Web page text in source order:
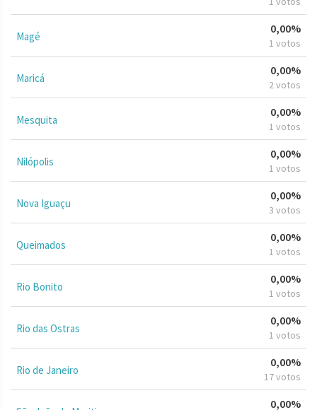
Magé
0,00%
1 votos
Maricá
0,00%
2 votos
Mesquita
0,00%
1 votos
Nilópolis
0,00%
1 votos
Nova Iguaçu
0,00%
3 votos
Queimados
0,00%
1 votos
Rio Bonito
0,00%
1 votos
Rio das Ostras
0,00%
1 votos
Rio de Janeiro
0,00%
17 votos
0,00%